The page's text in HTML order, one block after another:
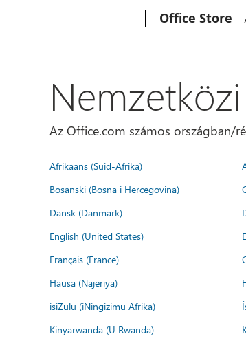
Office Store
Az Office.com számos országban/
Afrikaans (Suid-Afrika)
Bosanski (Bosna i Hercegovina)
Dansk (Danmark)
English (United States)
Français (France)
Hausa (Najeriya)
isiZulu (iNingizimu Afrika)
Kinyarwanda (U Rwanda)